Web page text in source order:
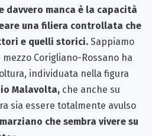
davvero manca è la capacità
una filiera controllata che
e quelli storici. Sappiamo
Corigliano-Rossano ha
individuata nella figura
Malavolta, che anche su
sia essere totalmente avulso
che sembra vivere su